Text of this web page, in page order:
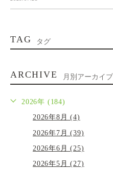
TAG タグ
ARCHIVE 月別アーカイブ
2026年 (184)
2026年8月 (4)
2026年7月 (39)
2026年6月 (25)
2026年5月 (27)